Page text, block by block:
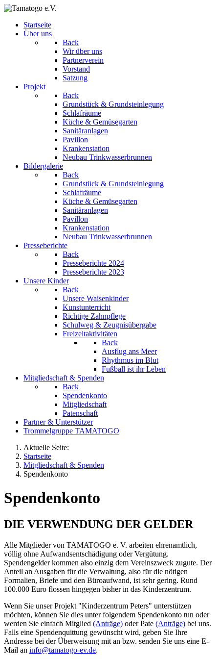
Startseite
Über uns
Back
Wir über uns
Partnerverein
Vorstand
Satzung
Projekt
Back
Grundstück & Grundsteinlegung
Schlafräume
Küche & Gemüsegarten
Sanitäranlagen
Pavillon
Krankenstation
Neubau Trinkwasserbrunnen
Bildergalerie
Back
Grundstück & Grundsteinlegung
Schlafräume
Küche & Gemüsegarten
Sanitäranlagen
Pavillon
Krankenstation
Neubau Trinkwasserbrunnen
Presseberichte
Back
Presseberichte 2024
Presseberichte 2023
Unsere Kinder
Back
Unsere Waisenkinder
Kunstunterricht
Richtige Zahnpflege
Schulweg & Zeugnisübergabe
Freizeitaktivitäten
Back
Ausflug ans Meer
Rhythmus im Blut
Fußball ist ihr Leben
Mitgliedschaft & Spenden
Back
Spendenkonto
Mitgliedschaft
Patenschaft
Partner & Unterstützer
Trommelgruppe TAMATOGO
Aktuelle Seite:
Startseite
Mitgliedschaft & Spenden
Spendenkonto
Spendenkonto
DIE VERWENDUNG DER GELDER
Alle Mitglieder von TAMATOGO e. V. arbeiten ehrenamtlich,
völlig ohne Aufwandsentschädigung oder Vergütung.
Spendengelder kommen also einzig dem Vereinszweck zugute. Der
Anteil an Ausgaben für die Verwaltung, also für die nötigen
Formalien, Briefe und den Büroaufwand, ist sehr gering. Rund
100.000 Euro flossen hingegen bisher in das Kinderzentrum.
Wenn Sie unser Projekt "Kinderzentrum Peters" unterstützen
möchten, können Sie dies unter folgendem Spendenkonto tun oder
werden Sie einfach Mitglied (Anträge) oder Pate (Anträge) bei uns.
Falls eine Spendenquittung gewünscht wird, geben Sie Ihre
Andresse bei der Überweisung mit an bzw. senden Sie uns eine E-
Mail an info@tamatogo-ev.de.